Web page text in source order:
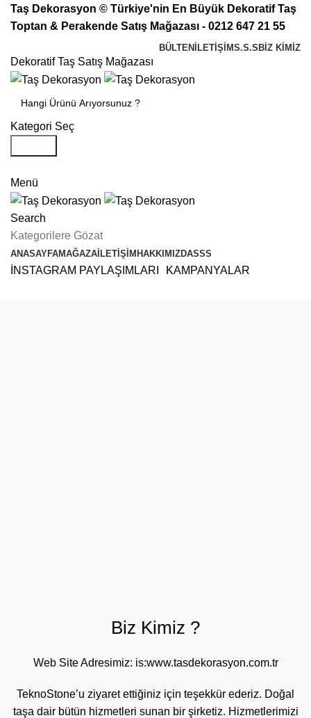
Taş Dekorasyon © Türkiye'nin En Büyük Dekoratif Taş
Toptan & Perakende Satış Mağazası - 0212 647 21 55
BÜLTENİLETİŞİMS.S.SBIZ KIMIZ
Dekoratif Taş Satış Mağazası
Kategori Seç
Menü
Search
Kategorilere Gözat
ANASAYFAMAĞAZA İLETIŞIM HAKKIMIZDASSS
İNSTAGRAM PAYLAŞIMLARI KAMPANYALAR
Biz Kimiz ?
Web Site Adresimiz: is:www.tasdekorasyon.com.tr
TeknoStone’u ziyaret ettiğiniz için teşekkür ederiz. Doğal
taşa dair bütün hizmetleri sunan bir şirketiz. Hizmetlerimizi